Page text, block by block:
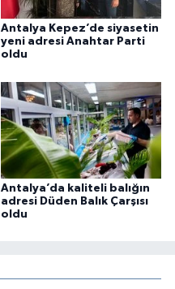
Antalya Kepez’de siyasetin
yeni adresi Anahtar Parti
oldu
Antalya’da kaliteli balığın
adresi Düden Balık Çarşısı
oldu